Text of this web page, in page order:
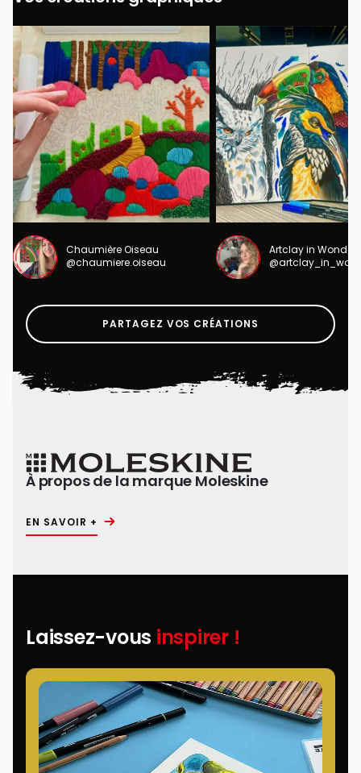
Chaumière Oiseau
@chaumiere.oiseau
Artclay in
PARTAGEZ VOS CRÉATIONS
À propos de la marque Moleskine
EN SAVOIR +
Laissez-vous inspirer !